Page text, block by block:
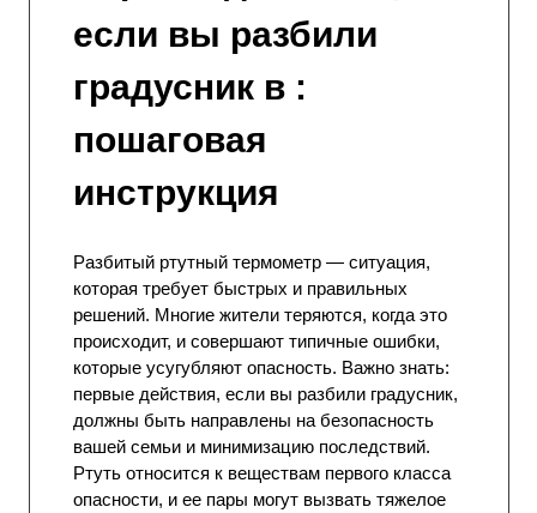
если вы разбили
градусник в :
пошаговая
инструкция
Разбитый ртутный термометр — ситуация,
которая требует быстрых и правильных
решений. Многие жители теряются, когда это
происходит, и совершают типичные ошибки,
которые усугубляют опасность. Важно знать:
первые действия, если вы разбили градусник,
должны быть направлены на безопасность
вашей семьи и минимизацию последствий.
Ртуть относится к веществам первого класса
опасности, и ее пары могут вызвать тяжелое